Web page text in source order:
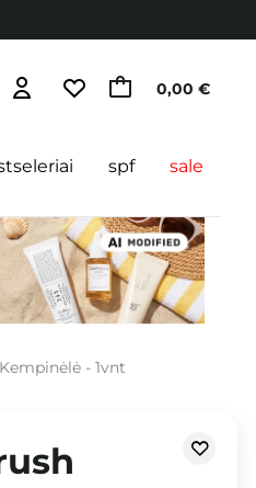
0,00 €
spf sale
- 1vnt